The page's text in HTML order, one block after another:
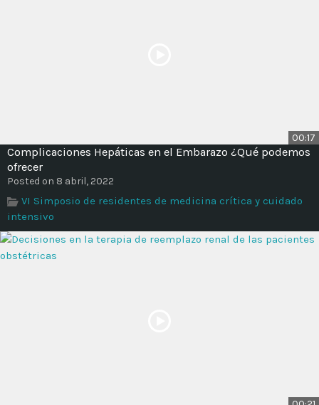
00:17
Complicaciones Hepáticas en el Embarazo ¿Qué podemos
ofrecer
Posted on 8 abril, 2022
VI Simposio de residentes de medicina crítica y cuidado
intensivo